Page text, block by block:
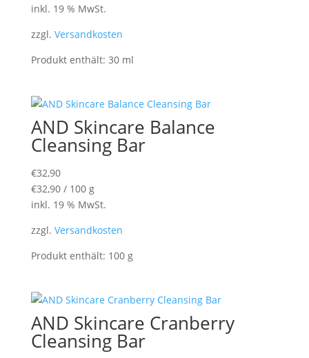
inkl. 19 % MwSt.
zzgl. Versandkosten
Produkt enthält: 30 ml
AND Skincare Balance
Cleansing Bar
€32,90
€32,90/ 100 g
inkl. 19 % MwSt.
zzgl. Versandkosten
Produkt enthält: 100 g
AND Skincare Cranberry
Cleansing Bar